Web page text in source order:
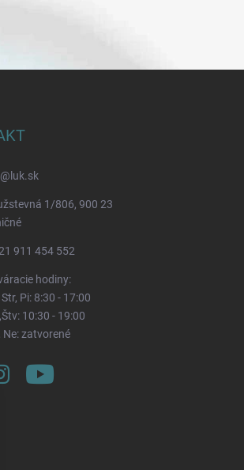
@ luk.sk
1/806, 900 23
911 454 552
hodiny:
Str, Pi: 8:30 - 17:00
10:30 - 19:00
Ne: zatvorené